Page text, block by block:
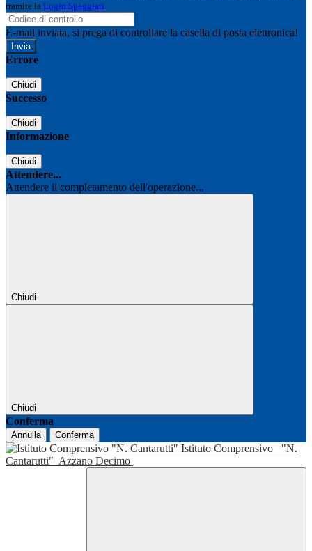
tramite la Login Spaggiari
E-mail inviata, si prega di controllare la casella di posta elettronica!
Errore
Chiudi
Successo
Chiudi
Informazione
Chiudi
Attendere...
Attendere il completamento dell'operazione...
Chiudi
Chiudi
Conferma
Annulla Conferma
Istituto Comprensivo
"N.
Cantarutti" Azzano Decimo